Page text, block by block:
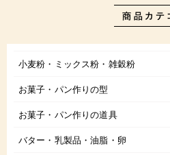
[3] スプーンを使ってモールドに2
パースティックをセットする。
ラッピングしてできあがり。
* 詳しい作り方は、中に入ってい
さい。
小麦粉・ミックス粉・雑穀粉
お菓子・パン作りの型
お菓子・パン作りの道具
バター・乳製品・油脂・卵